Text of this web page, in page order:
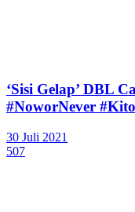
‘Sisi Gelap’ DBL
#NoworNever
30 Juli 2021
507